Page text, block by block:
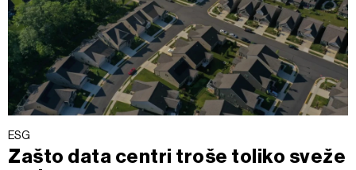
ESG
Zašto data centri troše toliko sveže